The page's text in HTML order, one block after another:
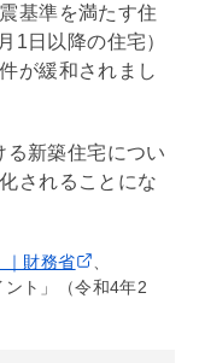
基準を満たす住
1日以降の住宅）
が緩和されまし
新築住宅につい
されることにな
｜財務省
ト」（令和4年2